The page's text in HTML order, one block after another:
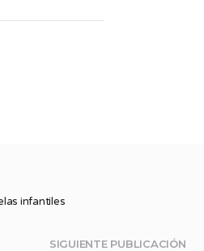
infantiles
SIGUIENTE PUBLICACIÓN